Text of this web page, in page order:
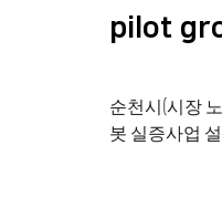
pilot
순천시(시장
봇 실증사업